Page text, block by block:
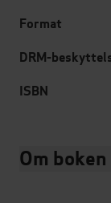
Format
DRM-
ISBN
Om boken